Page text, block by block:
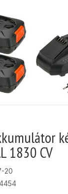
1830 CV
20